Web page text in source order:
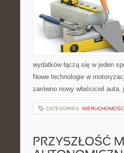
wydatków łączą się w jeden
Nowe technologie w
zarówno nowy właściciel
CATEGORIES:
PRZYSZŁOŚĆ